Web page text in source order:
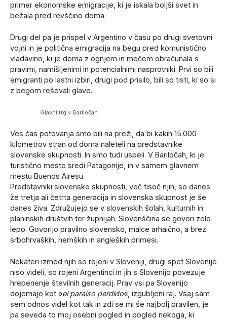
primer ekonomske emigracije, ki je iskala boljši svet in
bežala pred revščino doma.
Drugi del pa je prispel v Argentino v času po drugi svetovni
vojni in je politična emigracija na begu pred komunistično
vladavino, ki je doma z ognjem in mečem obračunala s
pravimi, namišljenimi in potencialnimi nasprotniki. Prvi so bili
emigranti po lastni izbiri, drugi pod prisilo, bili so tisti, ki so si
z begom reševali glave.
Glavni trg v Bariločah
Ves čas potovanja smo bili na preži, da bi kakih 15.000
kilometrov stran od doma naleteli na predstavnike
slovenske skupnosti. In smo tudi uspeli. V Bariločah, ki je
turistično mesto sredi Patagonije, in v samem glavnem
mestu Buenos Airesu.
Predstavniki slovenske skupnosti, več tisoč njih, so danes
že tretja ali četrta generacija in slovenska skupnost je še
danes živa. Združujejo se v slovenskih šolah, kulturnih in
planinskih društvih ter župnijah. Slovenščina se govori zelo
lepo. Govorijo pravilno slovensko, malce arhaično, a brez
srbohrvaških, nemških in angleških primesi.
Nekateri izmed njih so rojeni v Sloveniji, drugi spet Slovenije
niso videli, so rojeni Argentinci in jih s Slovenijo povezuje
hrepenenje številnih generacij. Prav vsi pa Slovenijo
dojemajo kot »el paraiso perdido«, izgubljeni raj. Vsaj sam
sem odnos videl kot tak in zdi se mi še najbolj pravilen, je
pa seveda to moj osebni pogled in pogled nekoga, ki